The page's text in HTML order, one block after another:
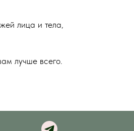
лица и тела,
лучше всего.